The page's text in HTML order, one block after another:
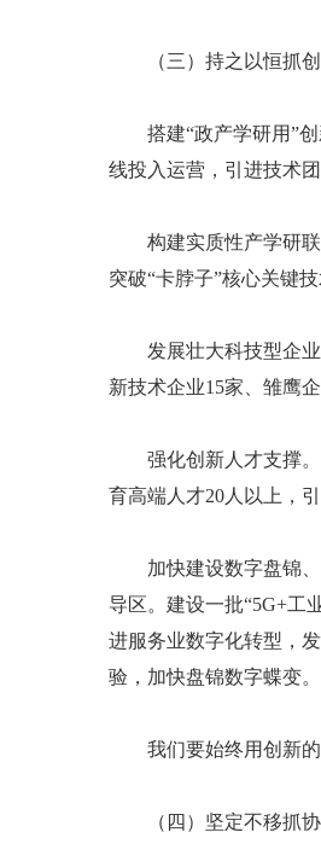
（三）持之以恒抓创
搭建“政产学研用”创
线投入运营，引进技术
构建实质性产学研联
突破“卡脖子”核心关键
发展壮大科技型企业
新技术企业15家、雏鹰
强化创新人才支撑。
育高端人才20人以上，
加快建设数字盘锦、
导区。建设一批“5G+工
进服务业数字化转型，
验，加快盘锦数字蝶变。
我们要始终用创新的
（四）坚定不移抓协